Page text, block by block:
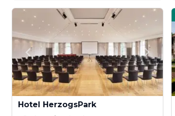
Hotel HerzogsPark